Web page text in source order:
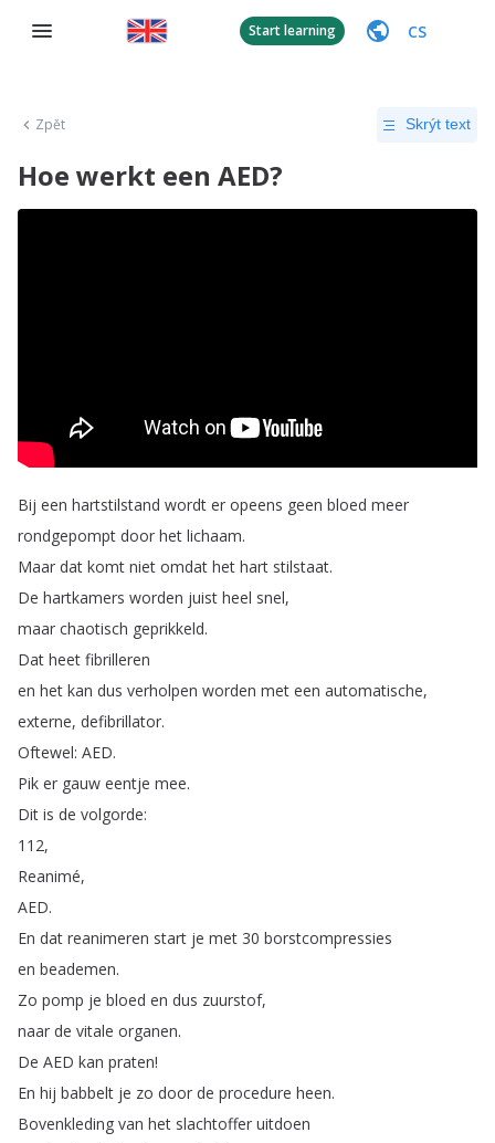
Start learning CS
Zpět Skrýt text
Hoe werkt een AED?
Bij een hartstilstand wordt er opeens geen bloed meer
rondgepompt door het lichaam.
Maar dat komt niet omdat het hart stilstaat.
De hartkamers worden juist heel snel,
maar chaotisch geprikkeld.
Dat heet fibrilleren
en het kan dus verholpen worden met een automatische,
externe, defibrillator.
Oftewel: AED.
Pik er gauw eentje mee.
Dit is de volgorde:
112,
Reanimé,
AED.
En dat reanimeren start je met 30 borstcompressies
en beademen.
Zo pomp je bloed en dus zuurstof,
naar de vitale organen.
De AED kan praten!
En hij babbelt je zo door de procedure heen.
Bovenkleding van het slachtoffer uitdoen